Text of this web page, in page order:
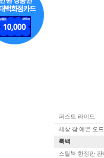
퍼스트 라이드
세상 참 예쁜 오드
룩백
스틸북 한정판